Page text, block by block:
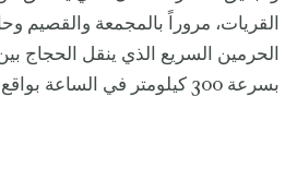
القريات، مروراً بالمجمعة والقصيم
الحرمين السريع الذي ينقل الحجاج
بسرعة 300 كيلومتر في الساعة بواقع 50 رحلة يومياً.